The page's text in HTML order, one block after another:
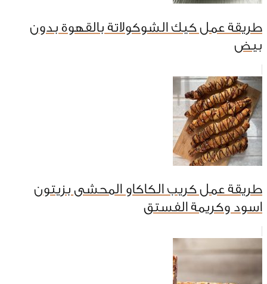
طريقة عمل كيك الشوكولاتة بالقهوة بدون
بيض
طريقة عمل كريب الكاكاو المحشى بزيتون
اسود وكريمة الفستق